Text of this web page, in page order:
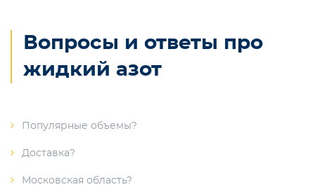
Вопросы и ответы про
жидкий азот
Популярные объемы?
Доставка?
Московская область?